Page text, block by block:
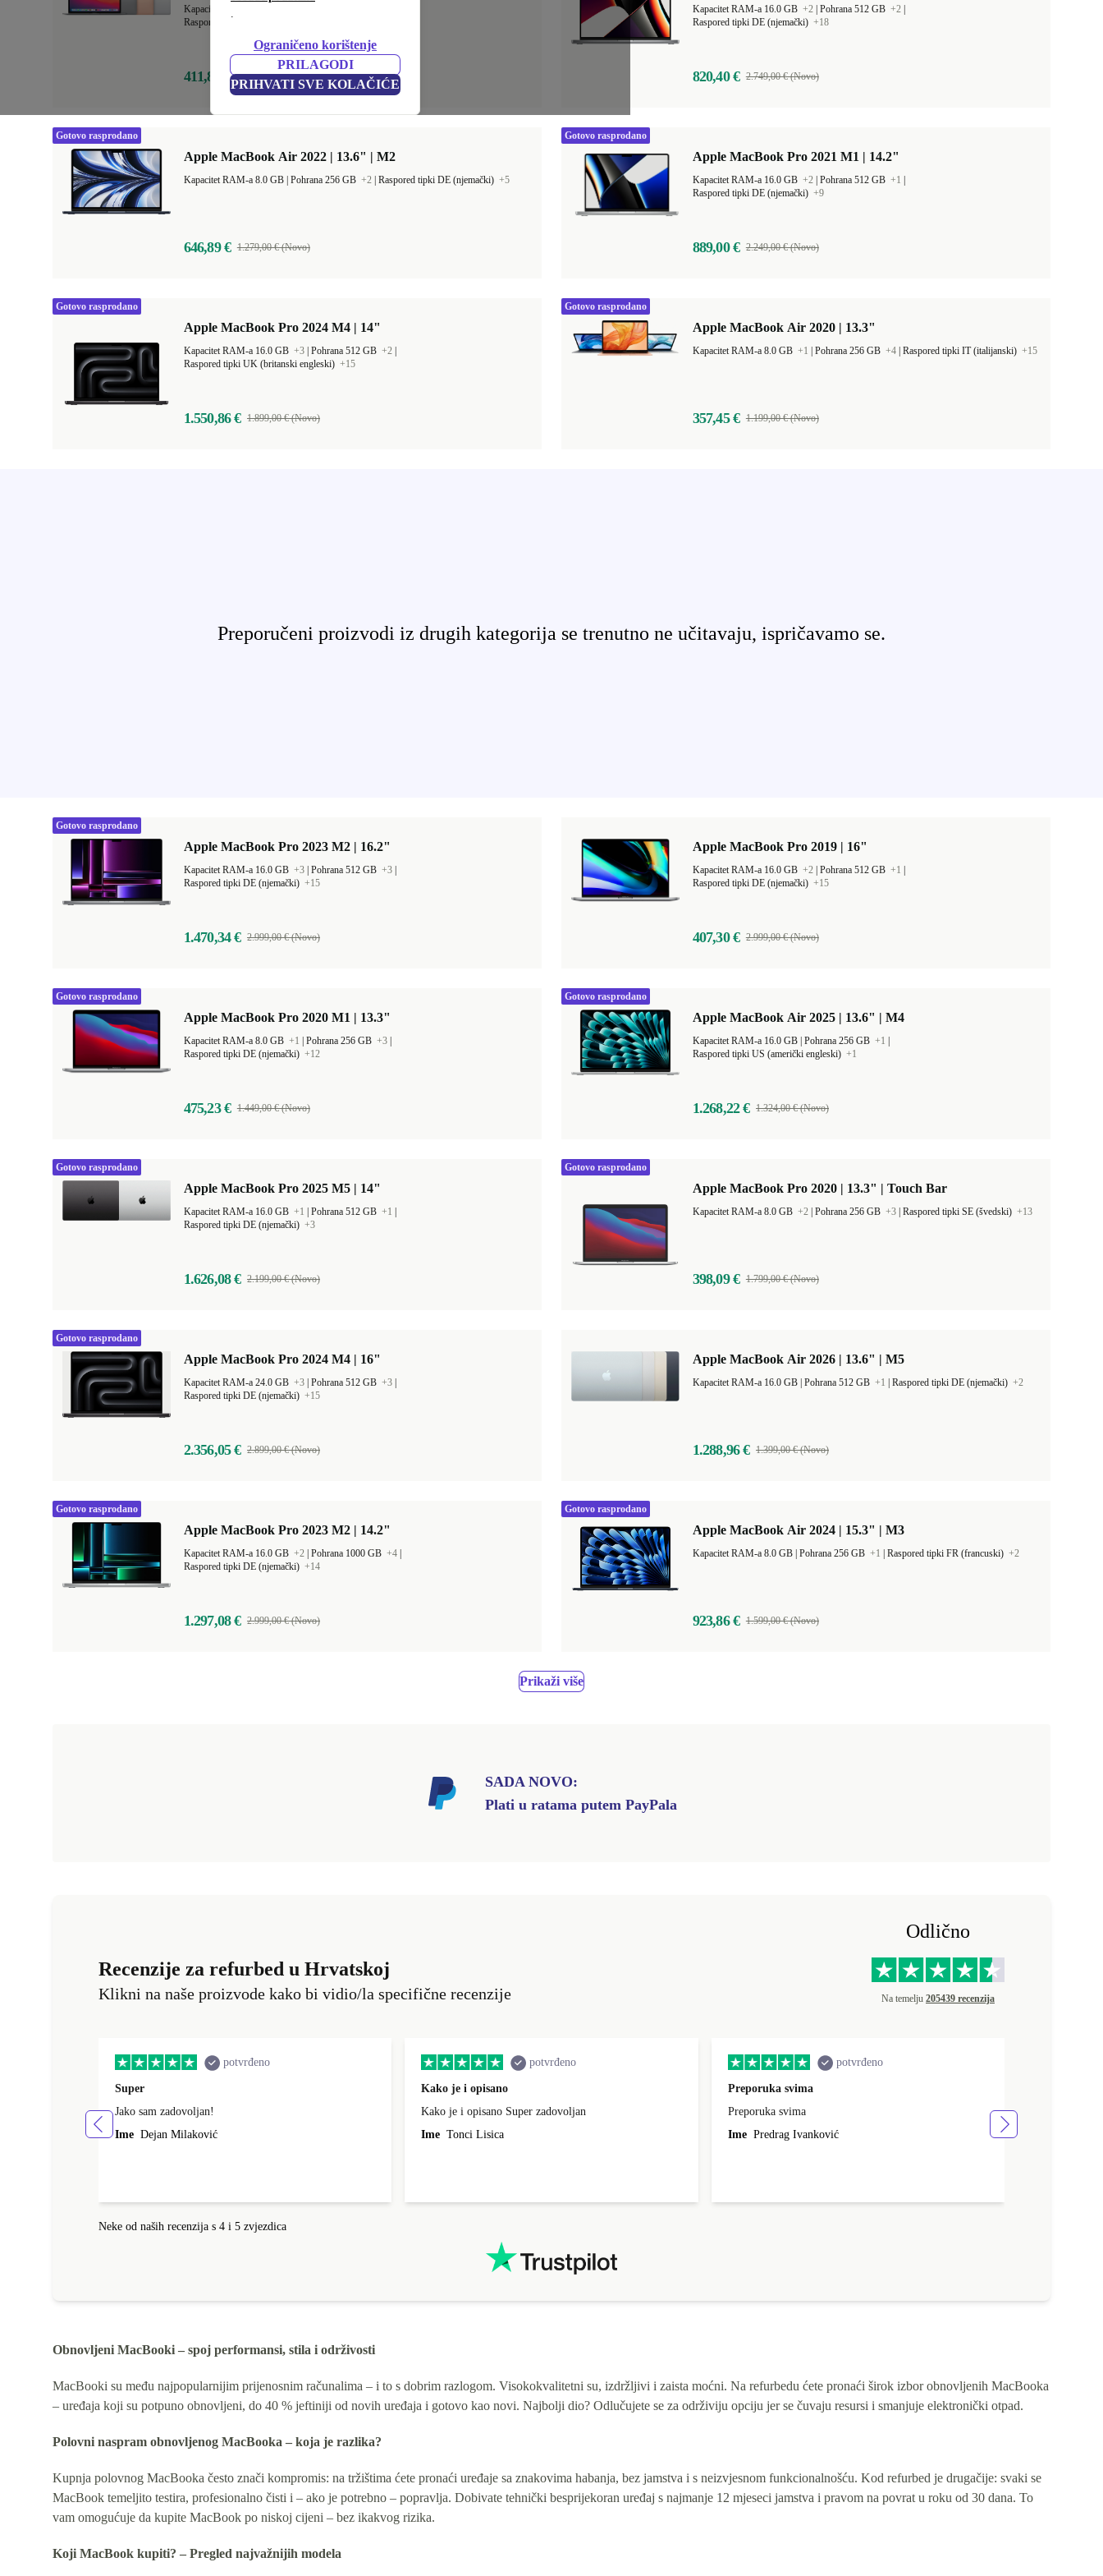
.
Ograničeno korištenje
PRILAGODI
PRIHVATI SVE KOLAČIĆE
Kapacitet RAM-a 8.0 GB
Raspored tipki US (američki engleski)
411,80 € 1.129,00 € (Novo)
Kapacitet RAM-a 16.0 GB +2 Pohrana 512 GB +2
Raspored tipki DE (njemački) +18
820,40 € 2.749,00 € (Novo)
Apple MacBook Air 2022 | 13.6" | M2
Pohrana 256 GB +2 Raspored tipki DE (njemački) +5
646,89 € 1.279,00 € (Novo)
Gotovo rasprodano
Apple MacBook Pro 2021 M1 | 14.2"
Kapacitet RAM-a 16.0 GB +2 Pohrana 512 GB +1
Raspored tipki DE (njemački) +9
889,00 € 2.249,00 € (Novo)
Gotovo rasprodano
Apple MacBook Pro 2024 M4 | 14"
Kapacitet RAM-a 16.0 GB +3 Pohrana 512 GB +2
Raspored tipki UK (britanski engleski) +15
1.550,86 € 1.899,00 € (Novo)
Gotovo rasprodano
Apple MacBook Air 2020 | 13.3"
Kapacitet RAM-a 8.0 GB +1 Pohrana 256 GB +4 Raspored tipki IT (italijanski) +15
357,45 € 1.199,00 € (Novo)
Gotovo rasprodano
Preporučeni proizvodi iz drugih kategorija se trenutno ne učitavaju, ispričavamo se.
Apple MacBook Pro 2023 M2 | 16.2"
Kapacitet RAM-a 16.0 GB +3 Pohrana 512 GB +3
Raspored tipki DE (njemački) +15
1.470,34 € 2.999,00 € (Novo)
Gotovo rasprodano
Apple MacBook Pro 2019 | 16"
Kapacitet RAM-a 16.0 GB +2 Pohrana 512 GB +1
Raspored tipki DE (njemački) +15
407,30 € 2.999,00 € (Novo)
Apple MacBook Pro 2020 M1 | 13.3"
Kapacitet RAM-a 8.0 GB +1 Pohrana 256 GB +3
Raspored tipki DE (njemački) +12
475,23 € 1.449,00 € (Novo)
Gotovo rasprodano
Apple MacBook Air 2025 | 13.6" | M4
Pohrana 256 GB +1
Raspored tipki US (američki engleski) +1
1.268,22 € 1.324,00 € (Novo)
Gotovo rasprodano
Apple MacBook Pro 2025 M5 | 14"
Kapacitet RAM-a 16.0 GB +1 Pohrana 512 GB +1
Raspored tipki DE (njemački) +3
1.626,08 € 2.199,00 € (Novo)
Gotovo rasprodano
Apple MacBook Pro 2020 | 13.3" | Touch Bar
Kapacitet RAM-a 8.0 GB +2 Pohrana 256 GB +3 Raspored tipki SE (švedski) +13
398,09 € 1.799,00 € (Novo)
Gotovo rasprodano
Apple MacBook Pro 2024 M4 | 16"
Kapacitet RAM-a 24.0 GB +3 Pohrana 512 GB +3
Raspored tipki DE (njemački) +15
2.356,05 € 2.899,00 € (Novo)
Gotovo rasprodano
Apple MacBook Air 2026 | 13.6" | M5
Pohrana 512 GB +1 Raspored tipki DE (njemački) +2
1.288,96 € 1.399,00 € (Novo)
Apple MacBook Pro 2023 M2 | 14.2"
Kapacitet RAM-a 16.0 GB +2 Pohrana 1000 GB +4
Raspored tipki DE (njemački) +14
1.297,08 € 2.999,00 € (Novo)
Gotovo rasprodano
Apple MacBook Air 2024 | 15.3" | M3
Pohrana 256 GB +1 Raspored tipki FR (francuski) +2
923,86 € 1.599,00 € (Novo)
Gotovo rasprodano
Prikaži više
SADA NOVO:
Plati u ratama putem PayPala
Recenzije za refurbed u Hrvatskoj
Klikni na naše proizvode kako bi vidio/la specifične recenzije
Odlično
Na temelju 205439 recenzija
potvrđeno
Super
Jako sam zadovoljan!
Ime Dejan Milaković
potvrđeno
Kako je i opisano
Kako je i opisano Super zadovoljan
Ime Tonci Lisica
potvrđeno
Preporuka svima
Preporuka svima
Ime Predrag Ivanković
Neke od naših recenzija s 4 i 5 zvjezdica
Obnovljeni MacBooki – spoj performansi, stila i održivosti
MacBooki su među najpopularnijim prijenosnim računalima – i to s dobrim razlogom. Visokokvalitetni su, izdržljivi i zaista moćni. Na refurbedu ćete pronaći širok izbor obnovljenih MacBooka
– uređaja koji su potpuno obnovljeni, do 40 % jeftiniji od novih uređaja i gotovo kao novi. Najbolji dio? Odlučujete se za održiviju opciju jer se čuvaju resursi i smanjuje elektronički otpad.
Polovni naspram obnovljenog MacBooka – koja je razlika?
Kupnja polovnog MacBooka često znači kompromis: na tržištima ćete pronaći uređaje sa znakovima habanja, bez jamstva i s neizvjesnom funkcionalnošću. Kod refurbed je drugačije: svaki se
MacBook temeljito testira, profesionalno čisti i – ako je potrebno – popravlja. Dobivate tehnički besprijekoran uređaj s najmanje 12 mjeseci jamstva i pravom na povrat u roku od 30 dana. To
vam omogućuje da kupite MacBook po niskoj cijeni – bez ikakvog rizika.
Koji MacBook kupiti? – Pregled najvažnijih modela